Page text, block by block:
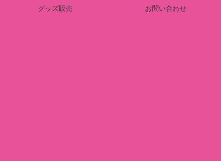
グッズ販売 お問い合わせ